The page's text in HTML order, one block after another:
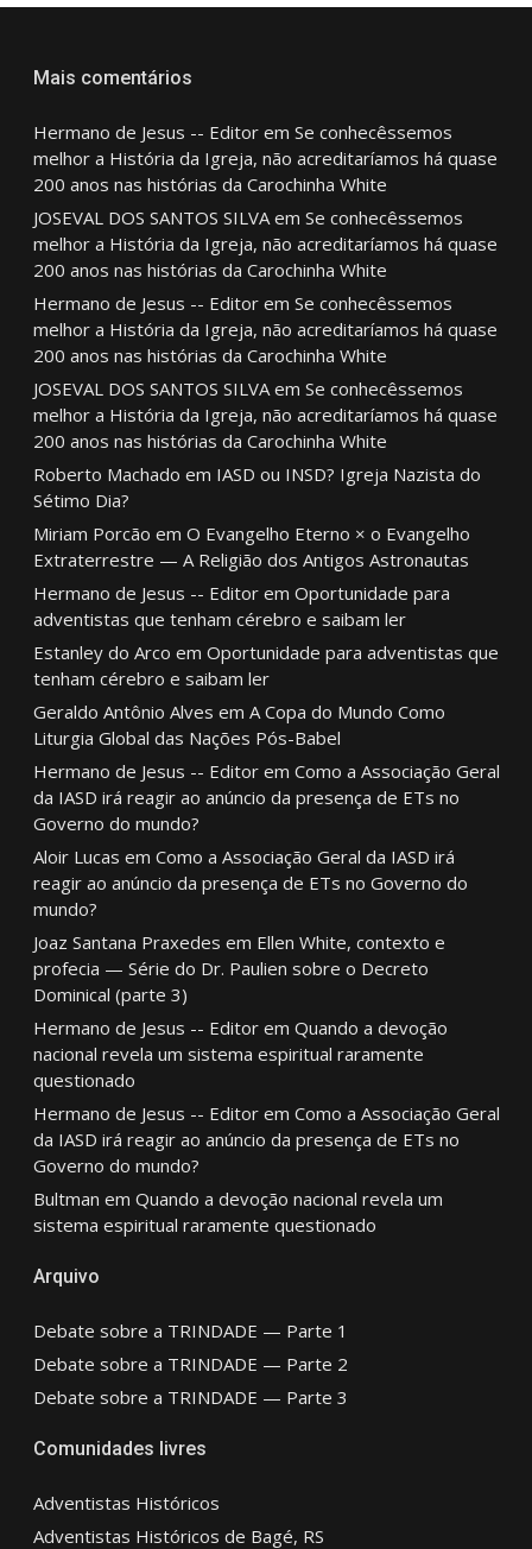
Mais comentários
Hermano de Jesus -- Editorem Se conhecêssemos
melhor a História da Igreja, não acreditaríamos há quase
200 anos nas histórias da Carochinha White
JOSEVAL DOS SANTOS SILVAem Se conhecêssemos
melhor a História da Igreja, não acreditaríamos há quase
200 anos nas histórias da Carochinha White
Hermano de Jesus -- Editorem Se conhecêssemos
melhor a História da Igreja, não acreditaríamos há quase
200 anos nas histórias da Carochinha White
JOSEVAL DOS SANTOS SILVAem Se conhecêssemos
melhor a História da Igreja, não acreditaríamos há quase
200 anos nas histórias da Carochinha White
Roberto Machado em IASD ou INSD? Igreja Nazista do
Sétimo Dia?
Miriam Porcão em O Evangelho Eterno × o Evangelho
Extraterrestre — A Religião dos Antigos Astronautas
Hermano de Jesus -- Editorem Oportunidade para
adventistas que tenham cérebro e saibam ler
Estanley do Arco em Oportunidade para adventistas que
tenham cérebro e saibam ler
Geraldo Antônio Alves em A Copa do Mundo Como
Liturgia Global das Nações Pós-Babel
Hermano de Jesus -- Editorem Como a Associação Geral
da IASD irá reagir ao anúncio da presença de ETs no
Governo do mundo?
Aloir Lucas em Como a Associação Geral da IASD irá
reagir ao anúncio da presença de ETs no Governo do
mundo?
Joaz Santana Praxedes em Ellen White, contexto e
profecia — Série do Dr. Paulien sobre o Decreto
Dominical (parte 3)
Hermano de Jesus -- Editorem Quando a devoção
nacional revela um sistema espiritual raramente
questionado
Hermano de Jesus -- Editorem Como a Associação Geral
da IASD irá reagir ao anúncio da presença de ETs no
Governo do mundo?
Bultman em Quando a devoção nacional revela um
sistema espiritual raramente questionado
Arquivo
Debate sobre a TRINDADE — Parte 1
Debate sobre a TRINDADE — Parte 2
Debate sobre a TRINDADE — Parte 3
Comunidades livres
Adventistas Históricos
Adventistas Históricos de Bagé, RS